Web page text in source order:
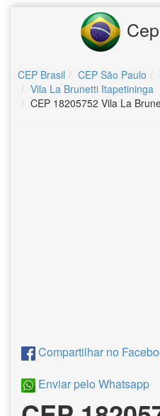
CEP Brasil CEP São Paulo
Vila La Brunetti Itapetininga
CEP 18205752 Vila La
Compartilhar no
Enviar pelo Whatsapp